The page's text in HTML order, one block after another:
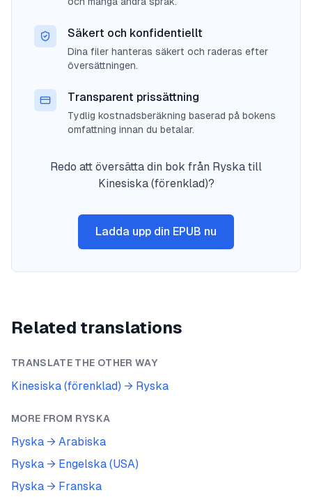
Säkert och konfidentiellt
Dina filer hanteras säkert och raderas efter
översättningen.
Transparent prissättning
Tydlig kostnadsberäkning baserad på bokens
omfattning innan du betalar.
Redo att översätta din bok från Ryska till
Kinesiska (förenklad)?
Ladda upp din EPUB nu
Related translations
TRANSLATE THE OTHER WAY
Kinesiska (förenklad) → Ryska
MORE FROM RYSKA
Ryska → Arabiska
Ryska → Engelska (USA)
Ryska → Franska